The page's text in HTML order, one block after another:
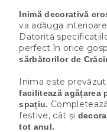
Inimă decorativă
va adăuga
Datorită
perfect în orice
sărbătorilor de
Inima este
facilitează agățarea
spațiu.
festive, cât și
tot anul.